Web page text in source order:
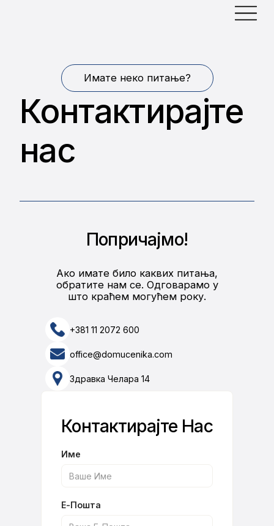
Имате неко питање?
Контактирајте
нас
Попричајмо!
Ако имате било каквих питања,
обратите нам се. Одговарамо у
што краћем могућем року.
+381 11 2072 600
office@domucenika.com
Здравка Челара 14
Контактирајте Нас
Име
Е-Пошта